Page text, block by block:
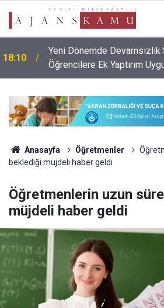
18:10
Yeni Dönemde Devamsızlık
Öğrencilere Ek Yaptırım
Anasayfa Öğretmenler
beklediği müjdeli haber geldi
Öğretmenlerin uzun
müjdeli haber geldi